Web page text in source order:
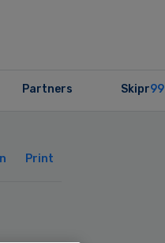
Partners Skipr99
Print